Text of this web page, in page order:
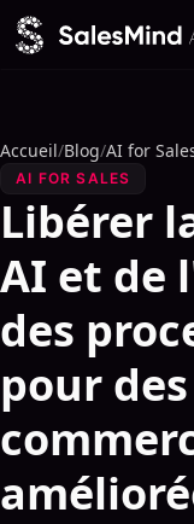
Aller au contenu
Accueil/Blog/AI for
AI FOR SALES
Libérer
AI et de
des
pour